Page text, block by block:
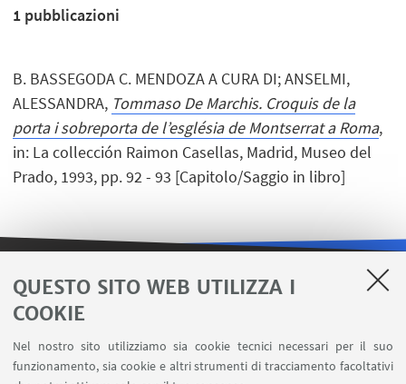
QUESTO SITO WEB UTILIZZA I
COOKIE
Nel nostro sito utilizziamo sia cookie tecnici necessari per il suo
funzionamento, sia cookie e altri strumenti di tracciamento facoltativi
1 pubblicazioni
B. BASSEGODA C. MENDOZA A CURA DI; ANSELMI,
ALESSANDRA, Tommaso De Marchis. Croquis de la
porta i sobreporta de l’església de Montserrat a Roma,
in: La collección Raimon Casellas, Madrid, Museo del
Prado, 1993, pp. 92 - 93 [Capitolo/Saggio in libro]
LINK UTILI
Contatti